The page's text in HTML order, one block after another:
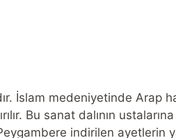
İslam medeniyetinde Arap
Bu sanat dalının
indirilen ayetlerin